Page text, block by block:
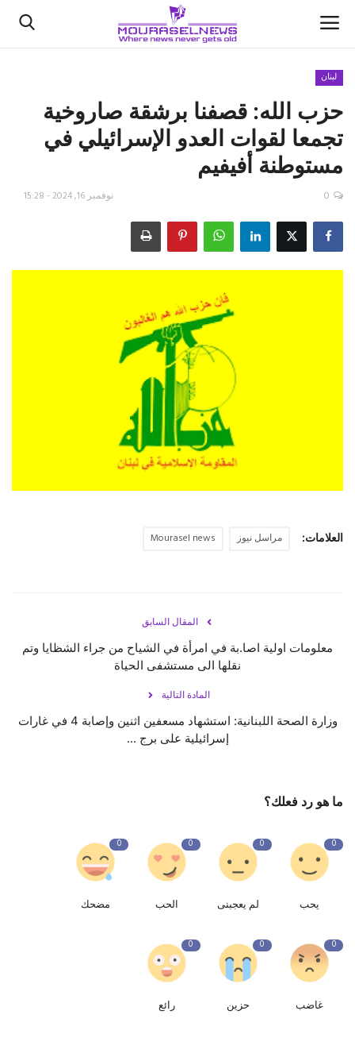
الأخبار
كتّابنا
السعودية
اقتصاد
علوم وتكنولوجيا
لبنان
حزب الله: قصفنا برشقة صاروخية
تجمعا لقوات العدو الإسرائيلي في
مستوطنة أفيفيم
نوفمبر 16, 2024 - 15:28 0
العلامات: مراسل نيوز Mourasel news
المقال السابق
معلومات اولية اصا.بة في امرأة في الشياح من جراء الشظايا وتم
نقلها الى مستشفى الحياة
المادة التالية
وزارة الصحة اللبنانية: استشهاد مسعفين اثنين وإصابة 4 في غارات
إسرائيلية على برج ...
ما هو رد فعلك؟
0
يحب
0
لم يعجبنى
0
الحب
0
مضحك
0
غاضب
0
حزين
0
رائع